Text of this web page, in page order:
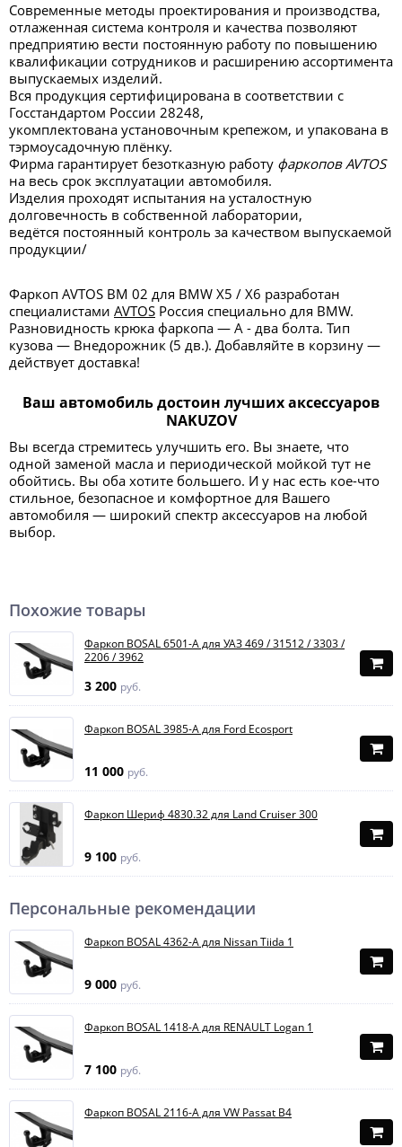
Современные методы проектирования и производства,
отлаженная система контроля и качества позволяют
предприятию вести постоянную работу по повышению
квалификации сотрудников и расширению ассортимента
выпускаемых изделий.
Вся продукция сертифицирована в соответствии с
Госстандартом России 28248,
укомплектована установочным крепежом, и упакована в
тэрмоусадочную плёнку.
Фирма гарантирует безотказную работу фаркопов AVTOS
на весь срок эксплуатации автомобиля.
Изделия проходят испытания на усталостную
долговечность в собственной лаборатории,
ведётся постоянный контроль за качеством выпускаемой
продукции/
Фаркоп AVTOS BM 02 для BMW X5 / X6 разработан
специалистами AVTOS Россия специально для BMW.
Разновидность крюка фаркопа — А - два болта. Тип
кузова — Внедорожник (5 дв.). Добавляйте в корзину —
действует доставка!
Ваш автомобиль достоин лучших аксессуаров
NAKUZOV
Вы всегда стремитесь улучшить его. Вы знаете, что
одной заменой масла и периодической мойкой тут не
обойтись. Вы оба хотите большего. И у нас есть кое-что
стильное, безопасное и комфортное для Вашего
автомобиля — широкий спектр аксессуаров на любой
выбор.
Похожие товары
Фаркоп BOSAL 6501-A для УАЗ 469 / 31512 / 3303 /
2206 / 3962
3 200 руб.
Фаркоп BOSAL 3985-A для Ford Ecosport
11 000 руб.
Фаркоп Шериф 4830.32 для Land Cruiser 300
9 100 руб.
Персональные рекомендации
Фаркоп BOSAL 4362-A для Nissan Tiida 1
9 000 руб.
Фаркоп BOSAL 1418-A для RENAULT Logan 1
7 100 руб.
Фаркоп BOSAL 2116-A для VW Passat B4